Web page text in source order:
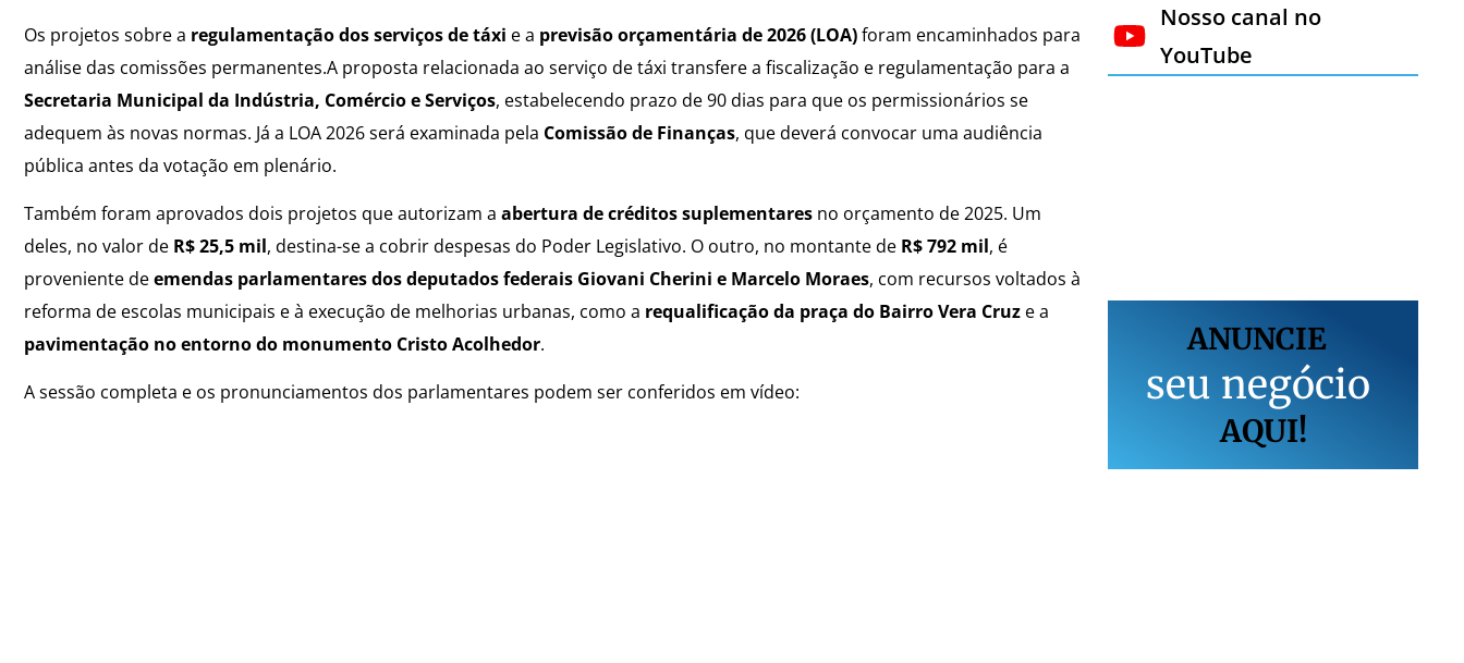
Os projetos sobre a regulamentação dos serviços de táxi e a previsão orçamentária de 2026 (LOA)foram encaminhados para
análise das comissões permanentes.A proposta relacionada ao serviço de táxi transfere a fiscalização e regulamentação para a
Secretaria Municipal da Indústria, Comércio e Serviços, estabelecendo prazo de 90 dias para que os permissionários se
adequem às novas normas. Já a LOA 2026 será examinada pela Comissão de Finanças, que deverá convocar uma audiência
pública antes da votação em plenário.
Também foram aprovados dois projetos que autorizam a abertura de créditos suplementares no orçamento de 2025. Um
deles, no valor de R$ 25,5 mil, destina-se a cobrir despesas do Poder Legislativo. O outro, no montante de R$ 792 mil, é
proveniente deemendas parlamentares dos deputados federais Giovani Cherini e Marcelo Moraes, com recursos voltados à
reforma de escolas municipais e à execução de melhorias urbanas, como a requalificação da praça do Bairro Vera Cruz e a
pavimentação no entorno do monumento Cristo Acolhedor.
A sessão completa e os pronunciamentos dos parlamentares podem ser conferidos em vídeo:
Nosso canal no
YouTube
ANUNCIE
seu negócio
AQUI!